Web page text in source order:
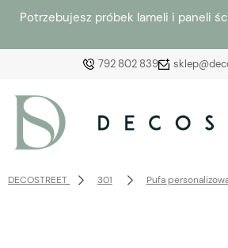
Potrzebujesz próbek lameli i paneli
792 802 839
DECOSTREET 301 Pufa